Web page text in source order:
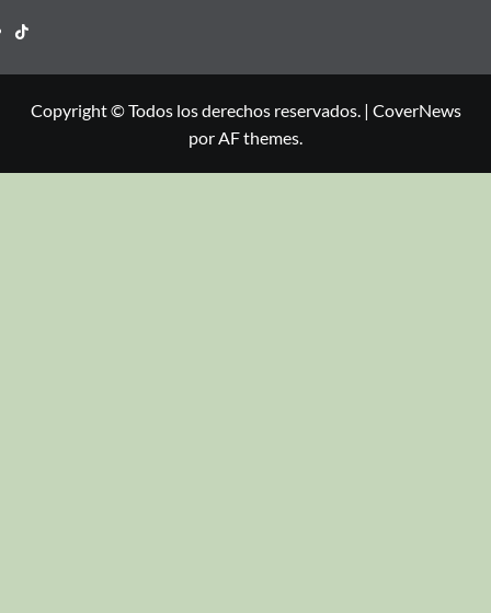
Copyright © Todos los derechos reservados. | CoverNews
por AF themes.